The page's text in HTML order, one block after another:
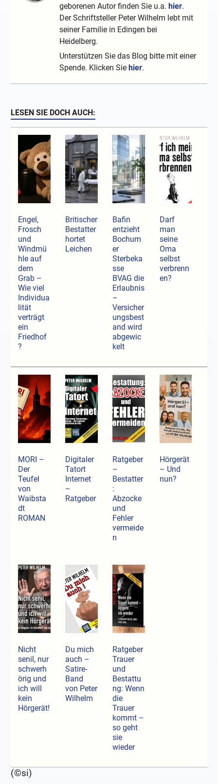
geborenen Autor finden Sie u.a. hier.
Der Schriftsteller Peter Wilhelm lebt mit
seiner Familie in Edingen bei
Heidelberg.
Unterstützen Sie das Blog bitte mit einer
Spende. Klicken Sie hier.
LESEN SIE DOCH AUCH:
Engel,
Frosch
und
Windmü
hle auf
dem
Grab –
Wie viel
Individua
lität
verträgt
ein
Friedhof
?
Britischer
Bestatter
hortet
Leichen
Bafin
entzieht
Bochum
er
Sterbeka
sse
BVAG die
Erlaubnis
–
Versicher
ungsbest
and wird
abgewic
kelt
Darf
man
seine
Oma
selbst
verbrenn
en?
MORI –
Der
Teufel
von
Waibsta
dt
ROMAN
Digitaler
Tatort
Internet
–
Ratgeber
Ratgeber
–
Bestatter
:
Abzocke
und
Fehler
vermeide
n
Hörgerät
– Und
nun?
Nicht
senil, nur
schwerh
örig und
ich will
kein
Hörgerät!
Du mich
auch –
Satire-
Band
von Peter
Wilhelm
Ratgeber
Trauer
und
Bestattu
ng: Wenn
die
Trauer
kommt –
so geht
sie
wieder
(©si)